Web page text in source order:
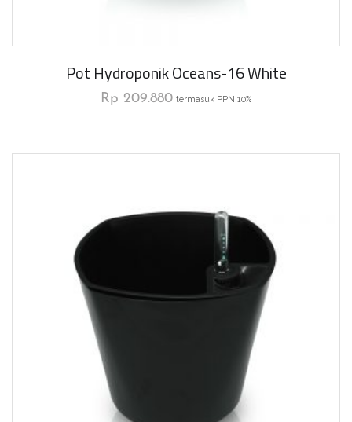
Pot Hydroponik Oceans-16 White
Rp 209.880 termasuk PPN 10%